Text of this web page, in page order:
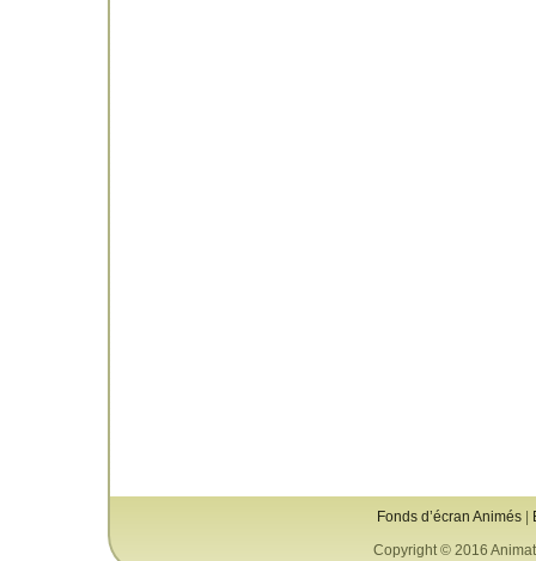
Fonds d’écran Animés|
Copyright © 2016